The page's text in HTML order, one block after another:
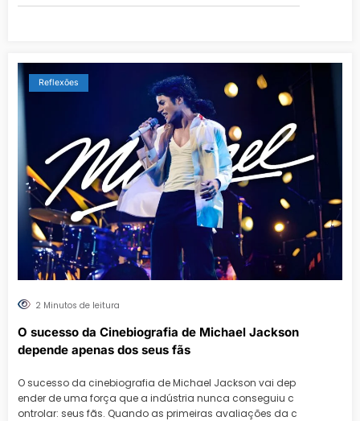
Reflexões
2 Minutos de leitura
O sucesso da Cinebiografia de Michael Jackson
depende apenas dos seus fãs
O sucesso da cinebiografia de Michael Jackson vai dep
ender de uma força que a indústria nunca conseguiu c
ontrolar: seus fãs. Quando as primeiras avaliações da c